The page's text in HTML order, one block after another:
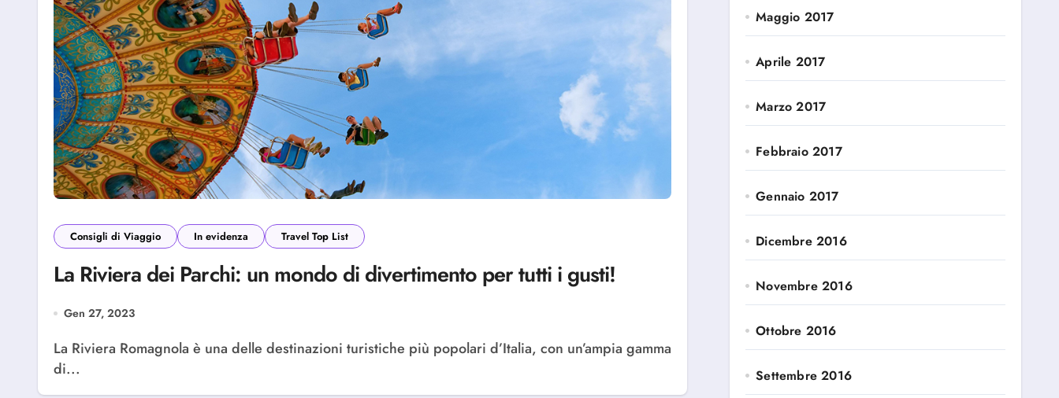
Consigli di Viaggio In evidenza Travel Top List
La Riviera dei Parchi: un mondo di divertimento per tutti i gusti!
Gen 27, 2023
La Riviera Romagnola è una delle destinazioni turistiche più popolari d’Italia, con un’ampia gamma
di...
Maggio 2017
Aprile 2017
Marzo 2017
Febbraio 2017
Gennaio 2017
Dicembre 2016
Novembre 2016
Ottobre 2016
Settembre 2016